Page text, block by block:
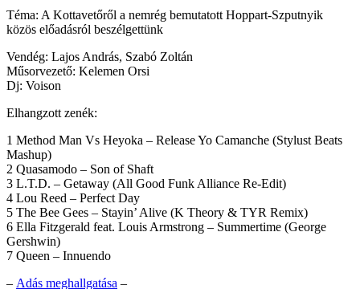
Téma: A Kottavetőről a nemrég bemutatott Hoppart-Szputnyik
közös előadásról beszélgettünk
Vendég: Lajos András, Szabó Zoltán
Műsorvezető: Kelemen Orsi
Dj: Voison
Elhangzott zenék:
1 Method Man Vs Heyoka – Release Yo Camanche (Stylust Beats
Mashup)
2 Quasamodo – Son of Shaft
3 L.T.D. – Getaway (All Good Funk Alliance Re-Edit)
4 Lou Reed – Perfect Day
5 The Bee Gees – Stayin’ Alive (K Theory & TYR Remix)
6 Ella Fitzgerald feat. Louis Armstrong – Summertime (George
Gershwin)
7 Queen – Innuendo
– Adás meghallgatása –